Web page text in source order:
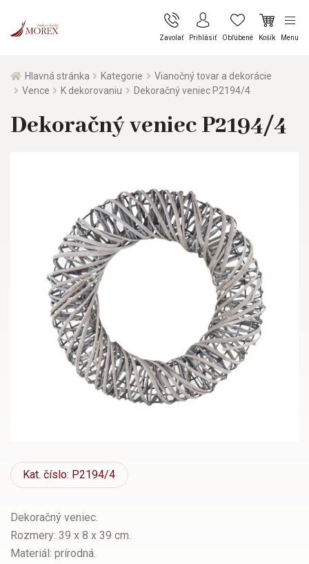
Zavolať Prihlásiť Obľúbené Košík Menu
Hlavná stránka Kategorie
Vianočný tovar a dekorácie
Vence
K dekorovaniu Dekoračný veniec P2194/4
Dekoračný veniec P2194/4
Kat. číslo: P2194/4
Dekoračný veniec.
Rozmery: 39 x 8 x 39 cm.
Materiál: prírodná.